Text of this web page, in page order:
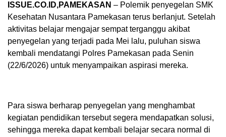
ISSUE.CO.ID,PAMEKASAN – Polemik penyegelan SMK
Kesehatan Nusantara Pamekasan terus berlanjut. Setelah
aktivitas belajar mengajar sempat terganggu akibat
penyegelan yang terjadi pada Mei lalu, puluhan siswa
kembali mendatangi Polres Pamekasan pada Senin
(22/6/2026) untuk menyampaikan aspirasi mereka.
Para siswa berharap penyegelan yang menghambat
kegiatan pendidikan tersebut segera mendapatkan solusi,
sehingga mereka dapat kembali belajar secara normal di